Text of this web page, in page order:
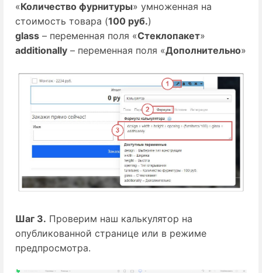
«Количество фурнитуры» умноженная на
стоимость товара (100 руб.)
glass – переменная поля «Стеклопакет»
additionally – переменная поля «Дополнительно»
Шаг 3. Проверим наш калькулятор на
опубликованной странице или в режиме
предпросмотра.